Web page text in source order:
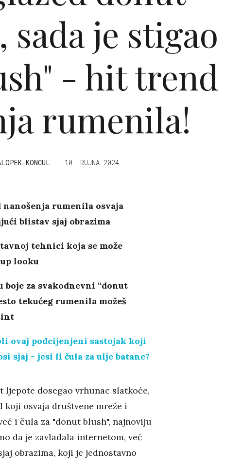
je stigao
- hit trend
rumenila!
KONCUL 10. RUJNA 2024.
rumenila osvaja
blistav sjaj obrazima
tehnici koja se može
looku
za svakodnevni “donut
tekućeg rumenila možeš
ovaj podcijenjeni sastojak koji
sjaj - jesi li čula za ulje batane?
ljepote dosegao vrhunac slatkoće,
koji osvaja društvene mreže i
i čula za "donut blush", najnoviju
da je zavladala internetom, već
obrazima, koji je jednostavno